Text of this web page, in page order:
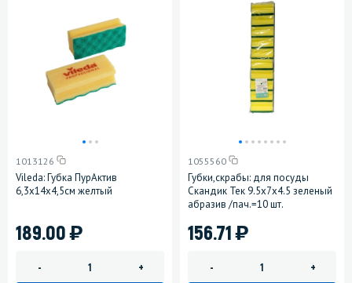
1013126
Vileda: Губка ПурАктив
6,3х14х4,5см желтый
189.00)
- +
1055560
Губки,скрабы: для посуды
Скандик Тек 9.5х7х4.5 зеленый
абразив /пач.=10 шт.
156.71)
- +